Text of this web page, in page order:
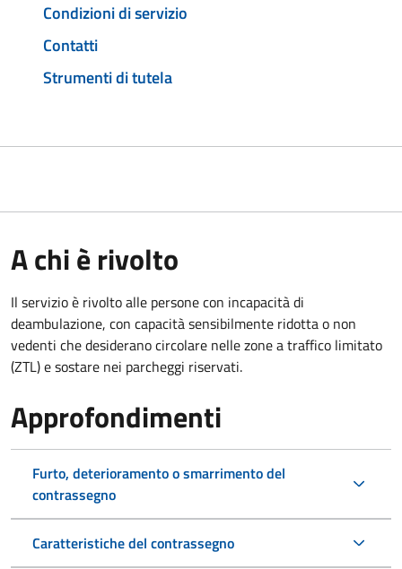
Condizioni di servizio
Contatti
Strumenti di tutela
A chi è rivolto
Il servizio è rivolto alle persone con incapacità di
deambulazione, con capacità sensibilmente ridotta o non
vedenti che desiderano circolare nelle zone a traffico limitato
(ZTL) e sostare nei parcheggi riservati.
Approfondimenti
Furto, deterioramento o smarrimento del
contrassegno
Caratteristiche del contrassegno